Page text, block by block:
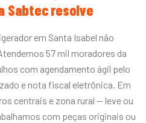
Sabtec resolve
em Santa Isabel não
57 mil moradores da
com agendamento ágil pelo
e nota fiscal eletrônica. Em
centrais e zona rural — leve ou
com peças originais ou